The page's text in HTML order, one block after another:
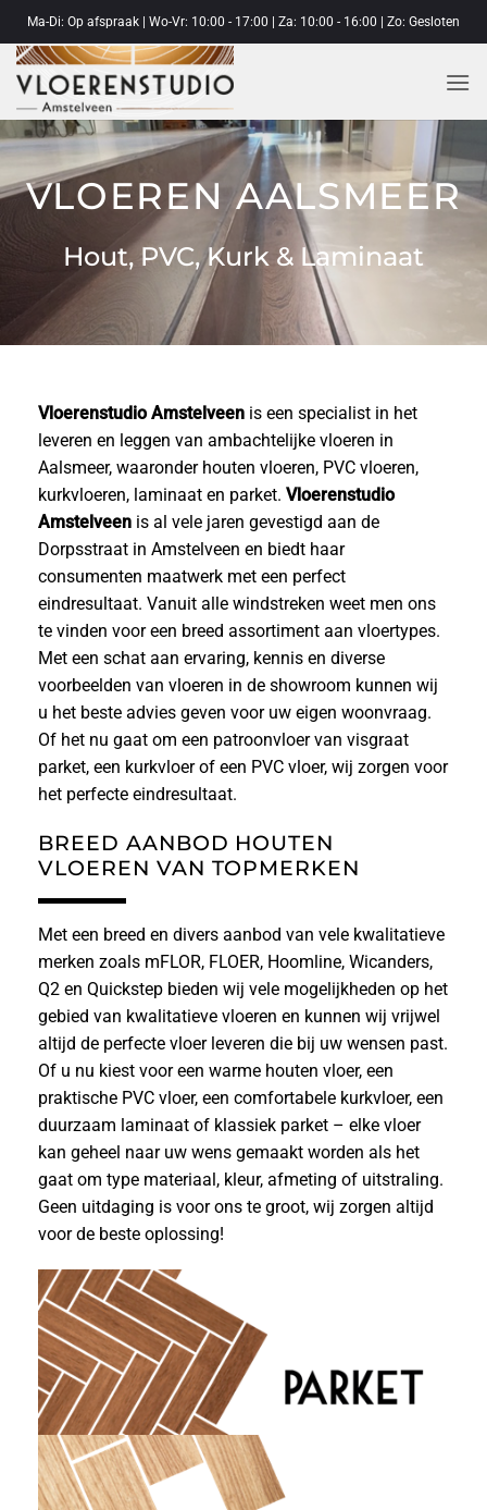
naar
inhoud
Ma-Di: Op afspraak | Wo-Vr: 10:00 - 17:00 | Za: 10:00 - 16:00 | Zo: Gesloten
VLOEREN AALSMEER
Hout, PVC, Kurk & Laminaat
Vloerenstudio Amstelveen is een specialist in het
leveren en leggen van ambachtelijke vloeren in
Aalsmeer, waaronder houten vloeren, PVC vloeren,
kurkvloeren, laminaat en parket. Vloerenstudio
Amstelveen is al vele jaren gevestigd aan de
Dorpsstraat in Amstelveen en biedt haar
consumenten maatwerk met een perfect
eindresultaat. Vanuit alle windstreken weet men ons
te vinden voor een breed assortiment aan vloertypes.
Met een schat aan ervaring, kennis en diverse
voorbeelden van vloeren in de showroom kunnen wij
u het beste advies geven voor uw eigen woonvraag.
Of het nu gaat om een patroonvloer van visgraat
parket, een kurkvloer of een PVC vloer, wij zorgen voor
het perfecte eindresultaat.
BREED AANBOD HOUTEN
VLOEREN VAN TOPMERKEN
Met een breed en divers aanbod van vele kwalitatieve
merken zoals mFLOR, FLOER, Hoomline, Wicanders,
Q2 en Quickstep bieden wij vele mogelijkheden op het
gebied van kwalitatieve vloeren en kunnen wij vrijwel
altijd de perfecte vloer leveren die bij uw wensen past.
Of u nu kiest voor een warme houten vloer, een
praktische PVC vloer, een comfortabele kurkvloer, een
duurzaam laminaat of klassiek parket – elke vloer
kan geheel naar uw wens gemaakt worden als het
gaat om type materiaal, kleur, afmeting of uitstraling.
Geen uitdaging is voor ons te groot, wij zorgen altijd
voor de beste oplossing!